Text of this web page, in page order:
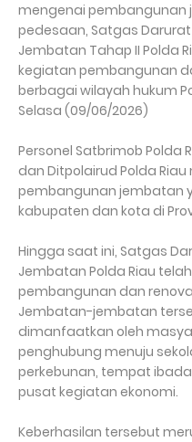
mengenai
pedesaan, Satgas
Jembatan Tahap II Polda
kegiatan pembangunan
berbagai wilayah hukum
Selasa (09/06/2026)
Personel Satbrimob Polda
dan Ditpolairud Polda
pembangunan jembatan
kabupaten dan kota di
Hingga saat ini, Satgas
Jembatan Polda Riau
pembangunan dan
Jembatan-jembatan
dimanfaatkan oleh
penghubung menuju
perkebunan, tempat
pusat kegiatan ekonomi.
Keberhasilan tersebut